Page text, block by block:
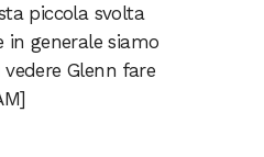
piccola svolta
in generale siamo
Glenn fare